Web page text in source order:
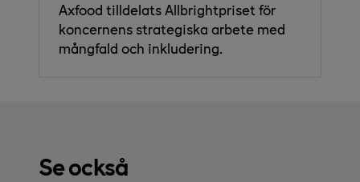
Axfood tilldelats Allbrightpriset för
koncernens strategiska arbete med
mångfald och inkludering.
Se också